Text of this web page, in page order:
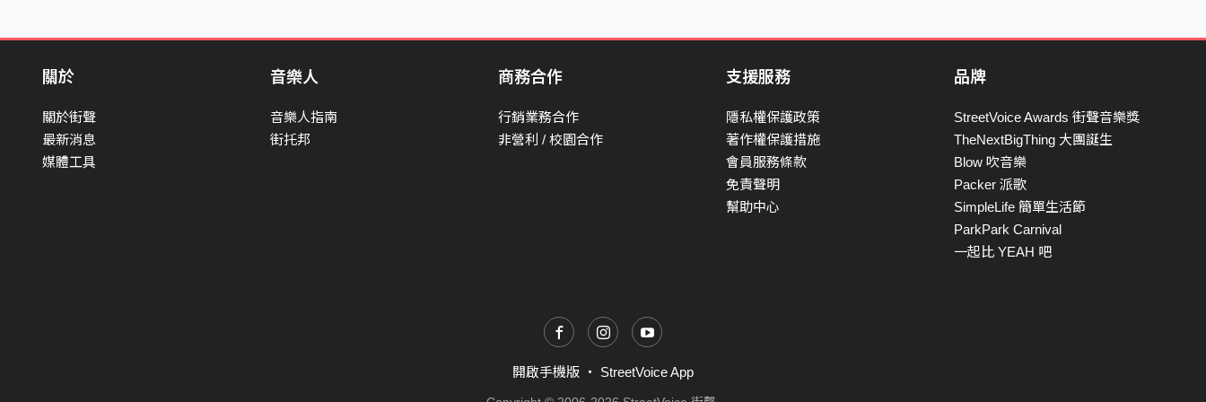
關於
關於街聲
最新消息
媒體工具
音樂人
音樂人指南
街托邦
商務合作
行銷業務合作
非營利 / 校園合作
支援服務
隱私權保護政策
著作權保護措施
會員服務條款
免責聲明
幫助中心
品牌
StreetVoice Awards 街聲音樂獎
TheNextBigThing 大團誕生
Blow 吹音樂
Packer 派歌
SimpleLife 簡單生活節
ParkPark Carnival
一起比 YEAH 吧
開啟手機版 ・ StreetVoice App